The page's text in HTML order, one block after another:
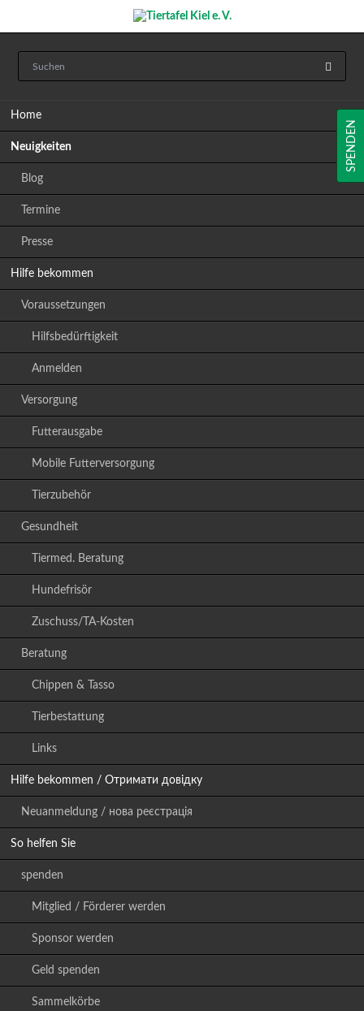
Home
Neuigkeiten
Blog
Termine
Presse
Hilfe bekommen
Voraussetzungen
Hilfsbedürftigkeit
Anmelden
Versorgung
Futterausgabe
Mobile Futterversorgung
Tierzubehör
Gesundheit
Tiermed. Beratung
Hundefrisör
Zuschuss/TA-Kosten
Beratung
Chippen & Tasso
Tierbestattung
Links
Hilfe bekommen / Отримати довідку
Neuanmeldung / нова реєстрація
So helfen Sie
spenden
Mitglied / Förderer werden
Sponsor werden
Geld spenden
Sammelkörbe
SPENDEN